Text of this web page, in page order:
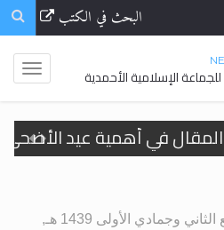
البحث في الكتب
الإسلامية الأحمدية
المقال في أهمية عيد
لأفراد الجماعة >> المزيد
المجلد 30, العدد 9، ربيع الثاني وجمادي الأولى 1439 هـ,